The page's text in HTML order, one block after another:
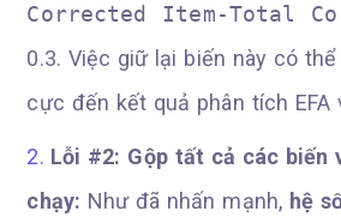
Corrected Item-Total
0.3. Việc giữ lại biến này có
cực đến kết quả phân tích EFA
Lỗi #2: Gộp tất cả các biến
chạy: Như đã nhấn mạnh, hệ